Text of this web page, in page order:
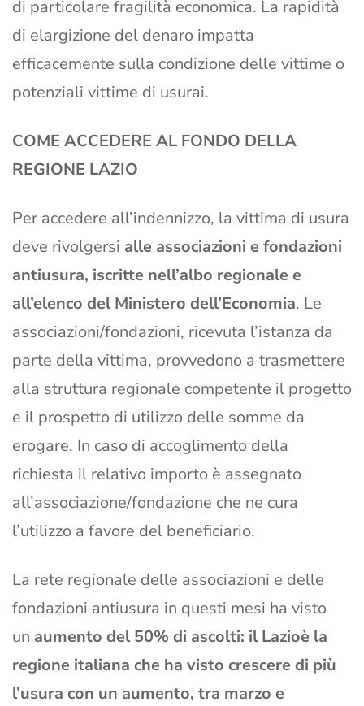
di particolare fragilità economica. La rapidità
di elargizione del denaro impatta
efficacemente sulla condizione delle vittime o
potenziali vittime di usurai.
COME ACCEDERE AL FONDO DELLA
REGIONE LAZIO
Per accedere all’indennizzo, la vittima di usura
deve rivolgersi alle associazioni e fondazioni
antiusura, iscritte nell’albo regionale e
all’elenco del Ministero dell’Economia. Le
associazioni/fondazioni, ricevuta l’istanza da
parte della vittima, provvedono a trasmettere
alla struttura regionale competente il progetto
e il prospetto di utilizzo delle somme da
erogare. In caso di accoglimento della
richiesta il relativo importo è assegnato
all’associazione/fondazione che ne cura
l’utilizzo a favore del beneficiario.
La rete regionale delle associazioni e delle
fondazioni antiusura in questi mesi ha visto
un aumento del 50% di ascolti: il Lazioè la
regione italiana che ha visto crescere di più
l’usura con un aumento, tra marzo e